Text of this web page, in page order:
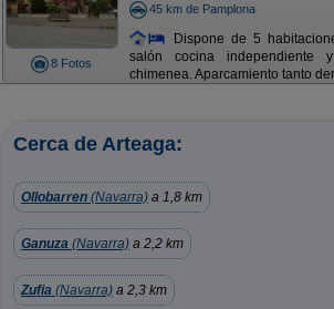
8 Fotos
45 km de Pamplona
Dispone de 5
salón cocina
chimenea. Aparcamiento tanto
Cerca de Arteaga:
Ollobarren (Navarra) a 1,8 km
Ganuza (Navarra) a 2,2 km
Zufia (Navarra) a 2,3 km